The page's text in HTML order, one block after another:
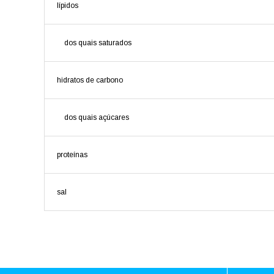
lípidos
dos quais saturados
hidratos de carbono
dos quais açúcares
proteínas
sal